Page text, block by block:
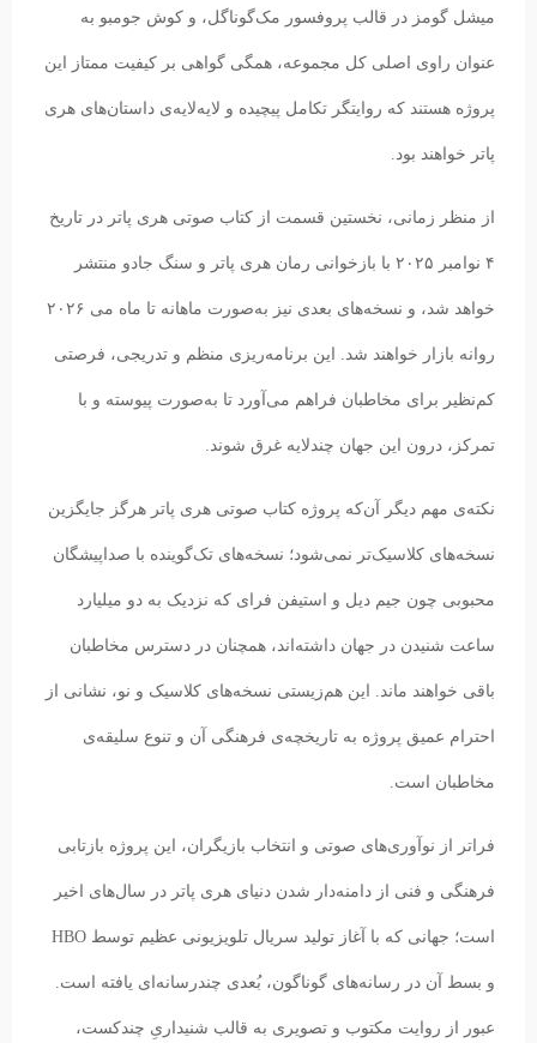
میشل گومز در قالب پروفسور مک‌گوناگل، و کوش جومبو به
عنوان راوی اصلی کل مجموعه، همگی گواهی بر کیفیت ممتاز این
پروژه هستند که روایتگر تکامل پیچیده و لایه‌لایه‌ی داستان‌های هری
پاتر خواهند بود.
از منظر زمانی، نخستین قسمت از کتاب صوتی هری پاتر در تاریخ
۴ نوامبر ۲۰۲۵ با بازخوانی رمان هری پاتر و سنگ جادو منتشر
خواهد شد، و نسخه‌های بعدی نیز به‌صورت ماهانه تا ماه می ۲۰۲۶
روانه بازار خواهند شد. این برنامه‌ریزی منظم و تدریجی، فرصتی
کم‌نظیر برای مخاطبان فراهم می‌آورد تا به‌صورت پیوسته و با
تمرکز، درون این جهان چندلایه غرق شوند.
نکته‌ی مهم دیگر آن‌که پروژه کتاب صوتی هری پاتر هرگز جایگزین
نسخه‌های کلاسیک‌تر نمی‌شود؛ نسخه‌های تک‌گوینده با صداپیشگان
محبوبی چون جیم دیل و استیفن فرای که نزدیک به دو میلیارد
ساعت شنیدن در جهان داشته‌اند، همچنان در دسترس مخاطبان
باقی خواهند ماند. این هم‌زیستی نسخه‌های کلاسیک و نو، نشانی از
احترام عمیق پروژه به تاریخچه‌ی فرهنگی آن و تنوع سلیقه‌ی
مخاطبان است.
فراتر از نوآوری‌های صوتی و انتخاب بازیگران، این پروژه بازتابی
فرهنگی و فنی از دامنه‌دار شدن دنیای هری پاتر در سال‌های اخیر
است؛ جهانی که با آغاز تولید سریال تلویزیونی عظیم توسط HBO
و بسط آن در رسانه‌های گوناگون، بُعدی چندرسانه‌ای یافته است.
عبور از روایت مکتوب و تصویری به قالب شنیداریِ چندکست،